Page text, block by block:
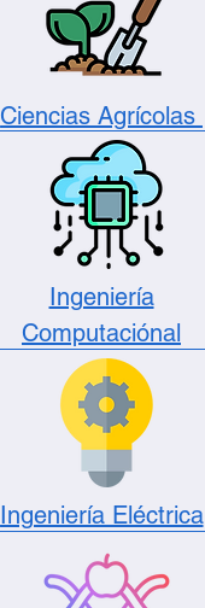
Ciencias Agrícolas
Ingeniería
Computaciónal
Ingeniería Eléctrica